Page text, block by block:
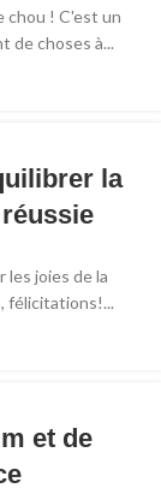
chou ! C'est un
de choses à...
la
les joies de la
félicitations!...
et de